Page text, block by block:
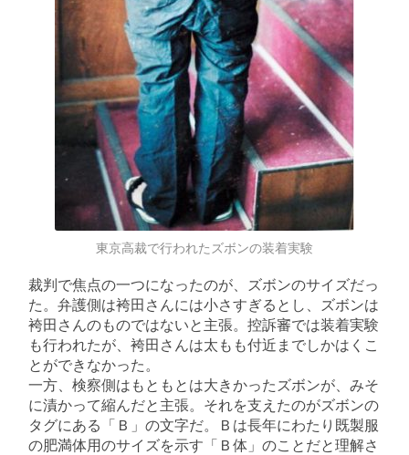
東京高裁で行われたズボンの装着実験
裁判で焦点の一つになったのが、ズボンのサイズだっ
た。弁護側は袴田さんには小さすぎるとし、ズボンは
袴田さんのものではないと主張。控訴審では装着実験
も行われたが、袴田さんは太もも付近までしかはくこ
とができなかった。
一方、検察側はもともとは大きかったズボンが、みそ
に漬かって縮んだと主張。それを支えたのがズボンの
タグにある「Ｂ」の文字だ。Ｂは長年にわたり既製服
の肥満体用のサイズを示す「Ｂ体」のことだと理解さ